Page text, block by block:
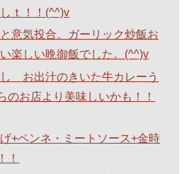
ｔ！！(^^)v
意気投合。ガーリック炒飯お
楽しい晩御飯でした。(^^)v
し お出汁のきいた牛カレーう
のお店より美味しいかも！！
+ペンネ・ミートソース+金時
！